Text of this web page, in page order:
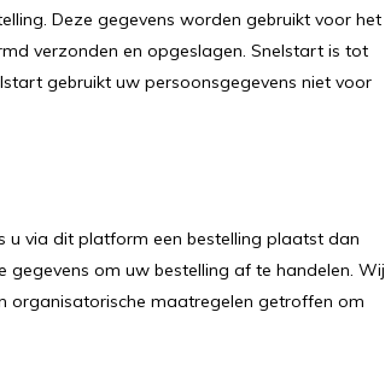
Deze gegevens worden gebruikt voor het
verzonden en opgeslagen. Snelstart is tot
gebruikt uw persoonsgegevens niet voor
u via dit platform een bestelling plaatst dan
gegevens om uw bestelling af te handelen. Wij
organisatorische maatregelen getroffen om